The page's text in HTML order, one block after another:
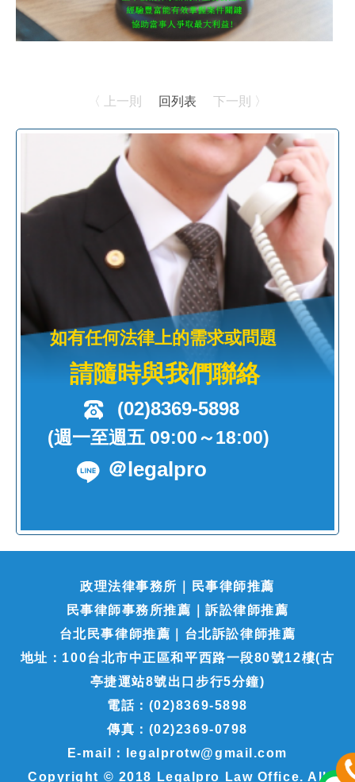
〈 上一則 回列表 下一則 〉
如有任何法律上的需求或問題
請隨時與我們聯絡
(02)8369-5898
(週一至週五 09:00～18:00)
＠legalpro
政理法律事務所｜民事律師推薦
民事律師事務所推薦｜訴訟律師推薦
台北民事律師推薦｜台北訴訟律師推薦
地址：100台北市中正區和平西路一段80號12樓(古
亭捷運站8號出口步行5分鐘)
電話：(02)8369-5898
傳真：(02)2369-0798
E-mail：legalprotw@gmail.com
Copyright © 2018 Legalpro Law Office. All